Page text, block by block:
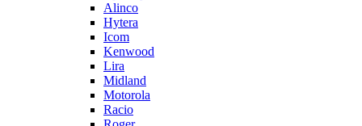
Alinco
Hytera
Icom
Kenwood
Lira
Midland
Motorola
Racio